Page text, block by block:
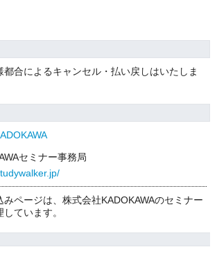
合によるキャンセル・払い戻しはいたしま
セミナー事務局
みページは、株式会社KADOKAWAのセミナー
ています。